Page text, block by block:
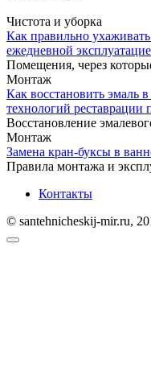
Чистота и уборка
Как правильно
ежедневной
Помещения, через
Монтаж
Как восстановить эмаль
технологий реставрации
Восстановление
Монтаж
Замена кран-буксы в
Правила монтажа и
Контакты
© santehnicheskij-mir.ru,